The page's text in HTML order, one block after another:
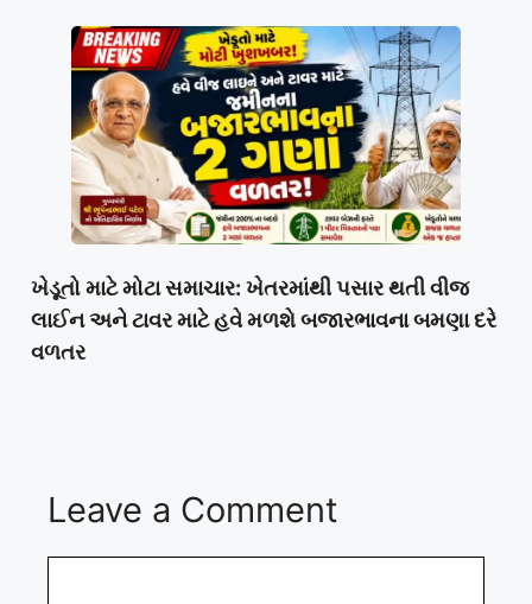
ખેડૂતો માટે મોટા સમાચાર: ખેતરમાંથી પસાર થતી વીજ
લાઈન અને ટાવર માટે હવે મળશે બજારભાવના બમણા દરે
વળતર
Leave a Comment